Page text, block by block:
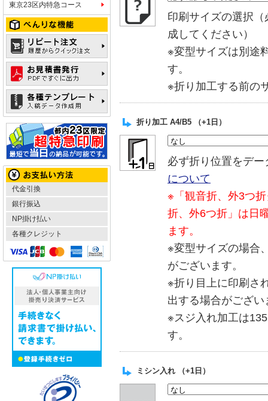
東京23区内特急コース
代金引換
銀行振込
NP掛け払い
各種クレジット
印刷サイズの選択
成してください）
※変型サイズは別途
す。
※折り加工する前の
折り加工 A4/B5 （+1日）
必ず折り位置をデ
について
※「観音折、外3つ
折、外6つ折」は日
ます。
※変型サイズの場合
がございます。
※折り目上に印刷さ
出する場合がござい
※スジ入れ加工は
す。
ミシン入れ （+1日）